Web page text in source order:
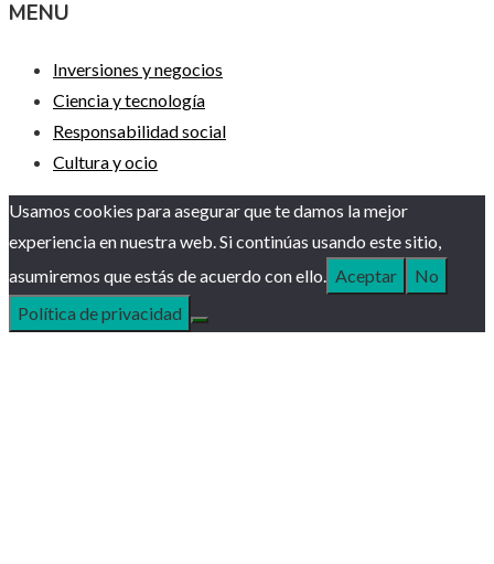
MENU
Inversiones y negocios
Ciencia y tecnología
Responsabilidad social
Cultura y ocio
Usamos cookies para asegurar que te damos la mejor
experiencia en nuestra web. Si continúas usando este sitio,
asumiremos que estás de acuerdo con ello. Aceptar
No
Política de privacidad